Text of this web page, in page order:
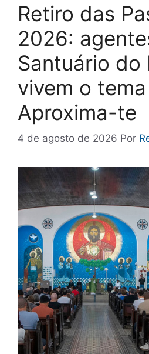
Retiro das
2026:
Santuário do
vivem o tema
Aproxima-te
4 de agosto de 2026 Por